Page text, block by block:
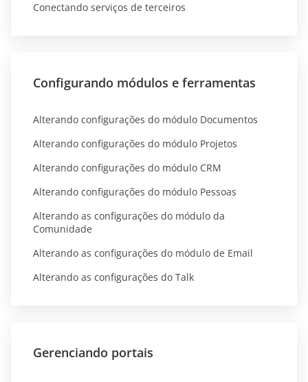
Conectando serviços de terceiros
Configurando módulos e ferramentas
Alterando configurações do módulo Documentos
Alterando configurações do módulo Projetos
Alterando configurações do módulo CRM
Alterando configurações do módulo Pessoas
Alterando as configurações do módulo da
Comunidade
Alterando as configurações do módulo de Email
Alterando as configurações do Talk
Gerenciando portais